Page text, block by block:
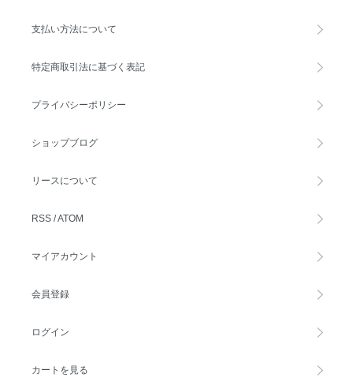
支払い方法について
特定商取引法に基づく表記
プライバシーポリシー
ショップブログ
リースについて
RSS /ATOM
マイアカウント
会員登録
ログイン
カートを見る